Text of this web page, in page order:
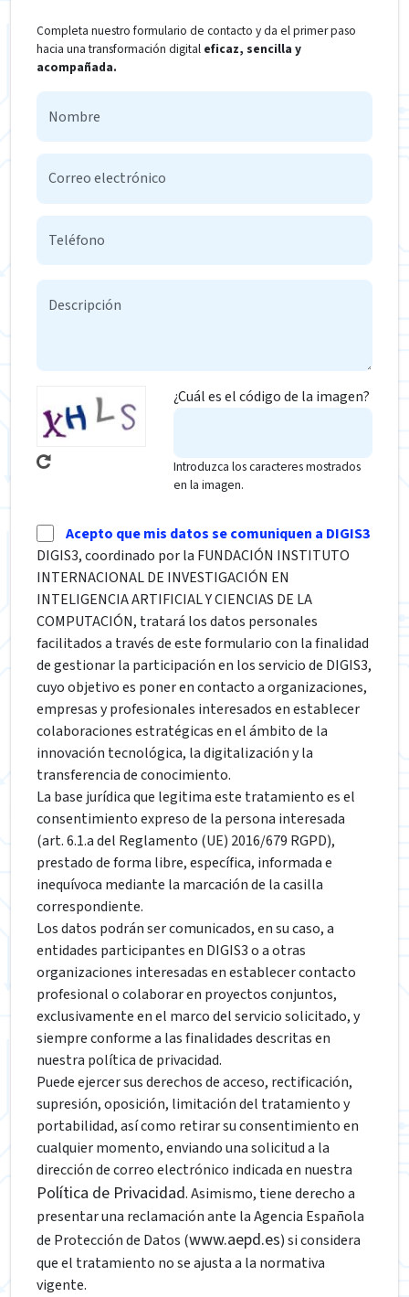
Completa nuestro formulario de contacto y da el primer paso
hacia una transformación digital eficaz, sencilla y
acompañada.
¿Cuál es el código de la imagen?
Introduzca los caracteres mostrados
en la imagen.
Acepto que mis datos se comuniquen a DIGIS3
DIGIS3, coordinado por la FUNDACIÓN INSTITUTO
INTERNACIONAL DE INVESTIGACIÓN EN
INTELIGENCIA ARTIFICIAL Y CIENCIAS DE LA
COMPUTACIÓN, tratará los datos personales
facilitados a través de este formulario con la finalidad
de gestionar la participación en los servicio de DIGIS3,
cuyo objetivo es poner en contacto a organizaciones,
empresas y profesionales interesados en establecer
colaboraciones estratégicas en el ámbito de la
innovación tecnológica, la digitalización y la
transferencia de conocimiento.
La base jurídica que legitima este tratamiento es el
consentimiento expreso de la persona interesada
(art. 6.1.a del Reglamento (UE) 2016/679 RGPD),
prestado de forma libre, específica, informada e
inequívoca mediante la marcación de la casilla
correspondiente.
Los datos podrán ser comunicados, en su caso, a
entidades participantes en DIGIS3 o a otras
organizaciones interesadas en establecer contacto
profesional o colaborar en proyectos conjuntos,
exclusivamente en el marco del servicio solicitado, y
siempre conforme a las finalidades descritas en
nuestra política de privacidad.
Puede ejercer sus derechos de acceso, rectificación,
supresión, oposición, limitación del tratamiento y
portabilidad, así como retirar su consentimiento en
cualquier momento, enviando una solicitud a la
dirección de correo electrónico indicada en nuestra
Política de Privacidad. Asimismo, tiene derecho a
presentar una reclamación ante la Agencia Española
de Protección de Datos (www.aepd.es) si considera
que el tratamiento no se ajusta a la normativa
vigente.